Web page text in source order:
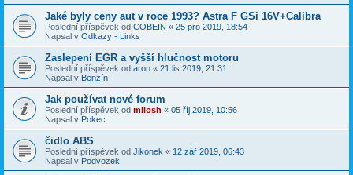
Jaké byly ceny aut v roce 1993? Astra F GSi 16V+Calibra
Poslední příspěvek od COBEIN « 25 pro 2019, 18:54
Napsal v Odkazy - Links
Zaslepení EGR a vyšší hlučnost motoru
Poslední příspěvek od aron « 21 lis 2019, 21:31
Napsal v Benzín
Jak používat nové forum
Poslední příspěvek od milosh « 05 říj 2019, 10:56
Napsal v Pokec
čidlo ABS
Poslední příspěvek od Jikonek « 12 zář 2019, 06:43
Napsal v Podvozek